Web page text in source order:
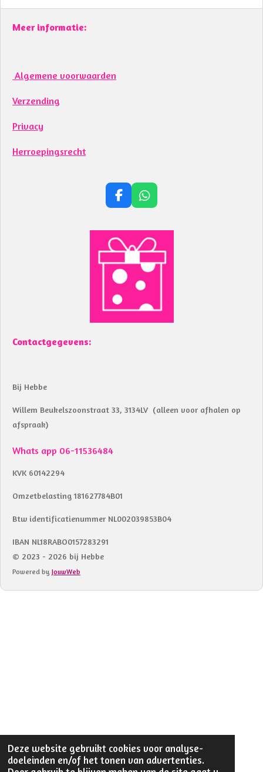
Deze website gebruikt cookies voor analyse-
doeleinden en/of het tonen van advertenties.
Meer informatie:
Algemene voorwaarden
Verzending
Privacy
Herroepingsrecht
F
e
b
o
o
k
W
t
s
A
p
p
Contactgegevens:
Bij Hebbe
Willem Beukelszoonstraat 33, 3134LV (alleen voor afhalen op
afspraak)
Whats app 06-11536484
KVK 60142294
Omzetbelasting 181627784B01
Btw identificatienummer NL002039853B04
IBAN NL18RABO0157283291
© 2023 - 2026 bij Hebbe
Powered by JouwWeb